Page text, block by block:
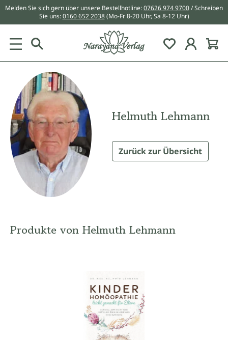
springen
Melden Sie sich gern über unsere Bestellhotline:07626 974 9700/ Schreiben
Sie uns:0160 652 2038 (Mo-Fr 8-20 Uhr, Sa 8-12 Uhr)
Du hast 0
Helmuth Lehmann
Zurück zur Übersicht
Produkte von Helmuth Lehmann